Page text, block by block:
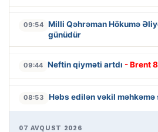
09:54 Milli Qəhrəman Hökumə
günüdür
09:44 Neftin qiyməti artdı - Brent
08:53 Həbs edilən vəkil məhkəmə
07 AVQUST 2026